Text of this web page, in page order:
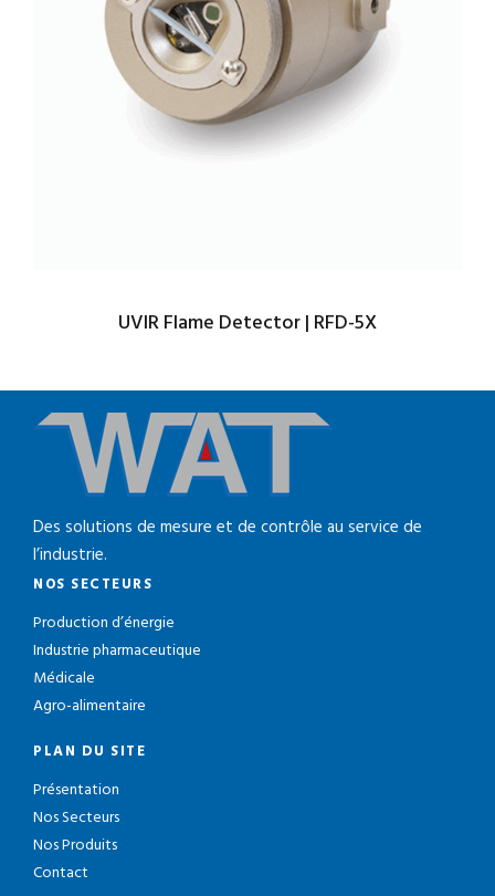
UVIR Flame Detector | RFD-5X
Des solutions de mesure et de contrôle au service de
l’industrie.
NOS SECTEURS
Production d’énergie
Industrie pharmaceutique
Médicale
Agro-alimentaire
PLAN DU SITE
Présentation
Nos Secteurs
Nos Produits
Contact